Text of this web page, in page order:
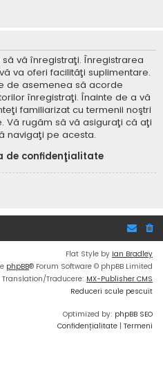
vă înregistraţi. Înregistrarea
va oferi facilităţi suplimentare.
de asemenea să acorde
înregistraţi. Înainte de a vă
familiarizat cu termenii noştri
Vă rugăm să vă asiguraţi că aţi
navigaţi pe acesta.
de confidenţialitate
Flat Style by Ian Bradley
phpBB® Forum Software © phpBB Limited
Translation/Traducere: MX-Publisher CMS
Reduceri scule pescuit
Optimized by: phpBB SEO
Confidențialitate | Termeni